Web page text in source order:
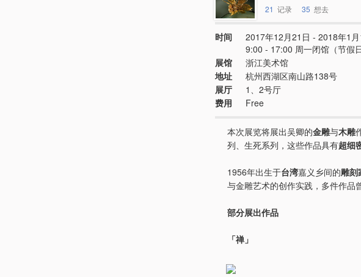
21 记录 35 想去
时间
2017年12月21日 - 2018年1月
9:00 - 17:00 周一闭馆（节假
展馆
浙江美术馆
地址
杭州西湖区南山路138号
展厅
1、2号厅
费用
Free
本次展览将展出吴卿的金雕与木雕
列、生死系列，这些作品具有超细
1956年出生于台湾嘉义乡间的雕刻
与金雕艺术的创作实践，多件作品
部分展出作品
「禅」